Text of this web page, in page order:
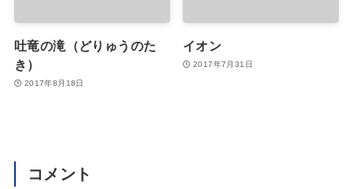
吐竜の滝（どりゅうのた
き）
2017年8月18日
イオン
2017年7月31日
コメント